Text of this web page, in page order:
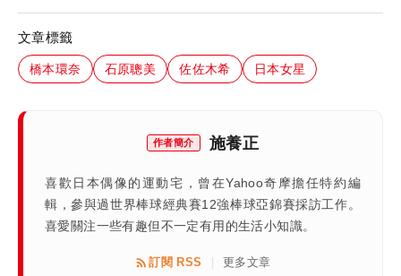
文章標籤
橋本環奈 石原聰美 佐佐木希 日本女星
作者簡介 施養正
喜歡日本偶像的運動宅，曾在Yahoo奇摩擔任特約編
輯，參與過世界棒球經典賽12強棒球亞錦賽採訪工作。
喜愛關注一些有趣但不一定有用的生活小知識。
訂閱 RSS 更多文章